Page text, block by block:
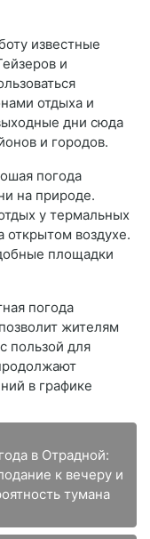
известные
и
отдыха и
дни сюда
и городов.
погода
на природе.
у термальных
открытом воздухе.
площадки
погода
жителям
пользой для
в графике
в Отрадной:
к вечеру и
тумана